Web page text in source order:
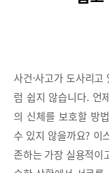
사건·사고가 도사리
럼 쉽지 않습니다. 언
의 신체를 보호할 방
수 있지 않을까요? 이
존하는 가장 실용적이